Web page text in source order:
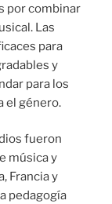
por combinar
Las
para
y
para los
el género.
fueron
música y
Francia y
pedagogía